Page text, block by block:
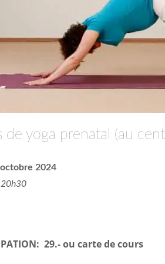
de yoga prenatal (au
2024
29.- ou carte de cours